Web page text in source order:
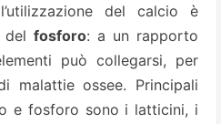
del calcio è
del fosforo: a un rapporto
può collegarsi, per
malattie ossee. Principali
e fosforo sono i latticini, i